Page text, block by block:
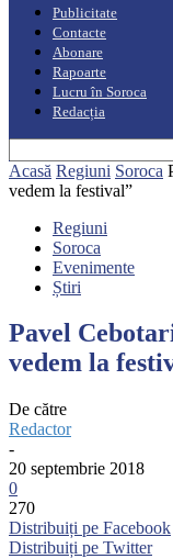
Publicitate
Contacte
Abonare
Rapoarte
Lucru în Soroca
Redacția
Acasă Regiuni Soroca
vedem la festival”
Regiuni
Soroca
Evenimente
Știri
Pavel
vedem la
De către
Redactor
-
20 septembrie 2018
0
270
Distribuiți pe Facebook
Distribuiți pe Twitter